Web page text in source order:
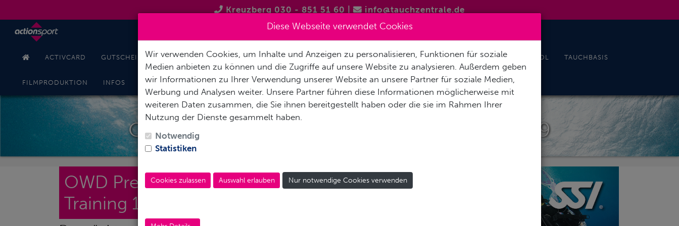
Kreuzberg 030 - 851 51 60 info@tauchzentrale.de
ACTIVCARD GUTSCHEINE TAUCHKURSE FREITAUCHEN / APNOE VERMIETUNG & SERVICE REISEN & EVENTS INDOORPOOL TAUCHBASIS
FILMPRODUKTION INFOS ONLINESHOP KONTAKT
OWD PREMIUM / PERSONAL TRAINING €899
OWD Premium / Personal
Training 1-4 Personen €899
Diese Webseite verwendet Cookies
Wir verwenden Cookies, um Inhalte und Anzeigen zu personalisieren, Funktionen für soziale
Medien anbieten zu können und die Zugriffe auf unsere Website zu analysieren. Außerdem geben
wir Informationen zu Ihrer Verwendung unserer Website an unsere Partner für soziale Medien,
Werbung und Analysen weiter. Unsere Partner führen diese Informationen möglicherweise mit
weiteren Daten zusammen, die Sie ihnen bereitgestellt haben oder die sie im Rahmen Ihrer
Nutzung der Dienste gesammelt haben.
Notwendig
Statistiken
Cookies zulassen Auswahl erlauben Nur notwendige Cookies verwenden